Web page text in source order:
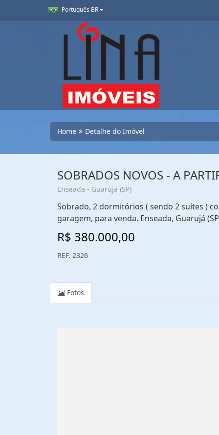
Português BR
Home Detalhe do Imóvel
SOBRADOS NOVOS - A
Enseada - Guarujá (SP)
Sobrado, 2 dormitórios ( sendo 2 suítes )
garagem, para venda. Enseada, Guarujá
R$ 380.000,00
REF. 2326
Fotos